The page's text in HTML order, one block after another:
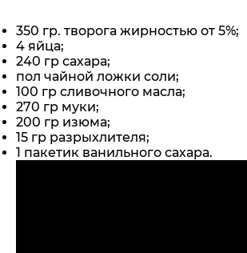
350 гр. творога жирностью от 5%;
4 яйца;
240 гр сахара;
пол чайной ложки соли;
100 гр сливочного масла;
270 гр муки;
200 гр изюма;
15 гр разрыхлителя;
1 пакетик ванильного сахара.